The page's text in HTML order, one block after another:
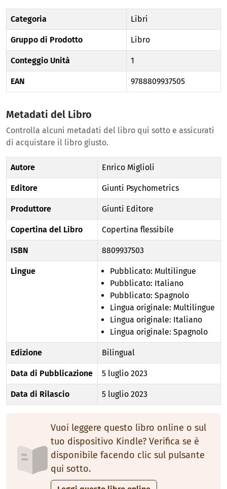
Categoria Libri
Gruppo di Prodotto Libro
Conteggio Unità 1
EAN 9788809937505
Metadati del Libro
Controlla alcuni metadati del libro qui sotto e assicurati
di acquistare il libro giusto.
Autore Enrico Miglioli
Editore Giunti Psychometrics
Produttore Giunti Editore
Copertina del Libro Copertina flessibile
ISBN 8809937503
Lingue
Pubblicato: Multilingue
Pubblicato: Italiano
Pubblicato: Spagnolo
Lingua originale: Multilingue
Lingua originale: Italiano
Lingua originale: Spagnolo
Edizione Bilingual
Data di Pubblicazione 5 luglio 2023
Data di Rilascio 5 luglio 2023
Vuoi leggere questo libro online o sul
tuo dispositivo Kindle? Verifica se è
disponibile facendo clic sul pulsante
qui sotto.